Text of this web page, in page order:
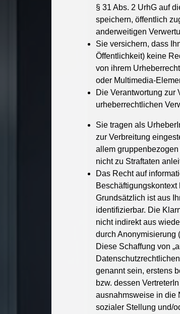
§ 31 Abs. 2 UrhG auf
speichern, öffentlich
anderweitigen
Sie versichern, dass
Öffentlichkeit) keine
von ihrem
oder Multimedia-
Die Verantwortung zur
urheberrechtlichen
Sie tragen als
zur Verbreitung
allem
nicht zu Straftaten
Das Recht auf
Grundsätzlich ist aus
identifizierbar. Die
nicht indirekt aus
durch Anonymisierung
Diese Schaffung von
genannt sein, erstens
bzw. dessen
ausnahmsweise in die
sozialer Stellung und/